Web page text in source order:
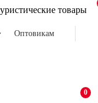
товары
Оптовикам
0